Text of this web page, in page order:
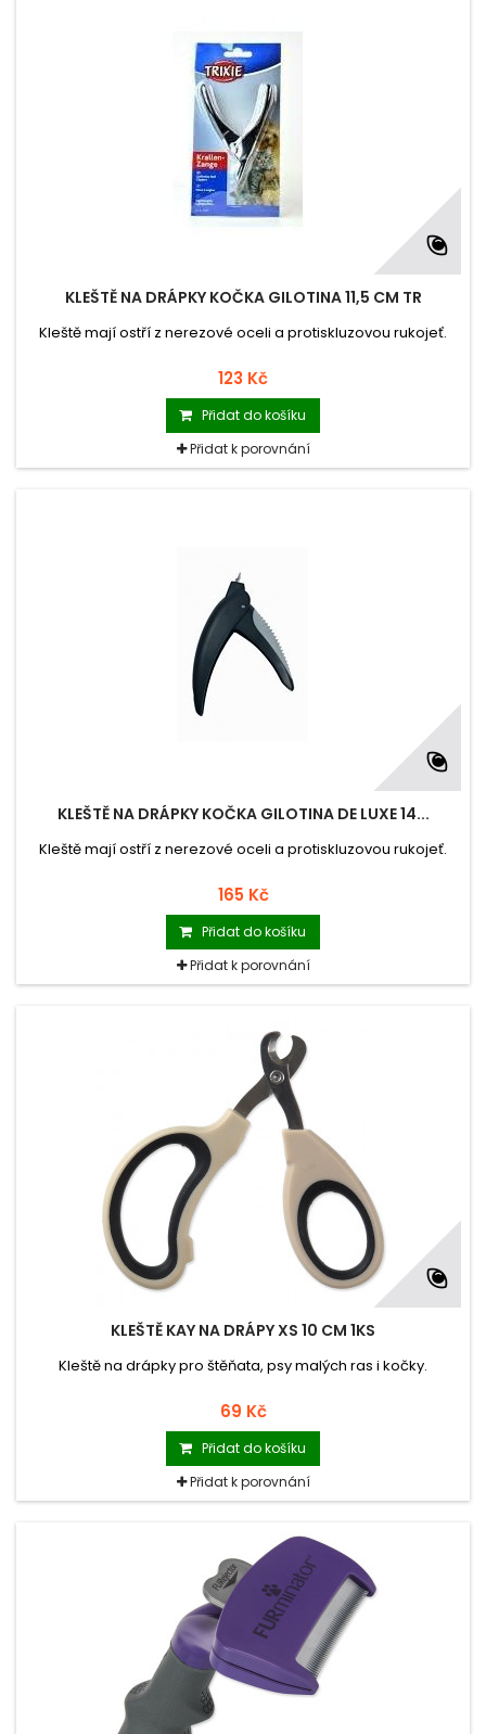
KLEŠTĚ NA DRÁPKY KOČKA GILOTINA 11,5 CM TR
Kleště mají ostří z nerezové oceli a protiskluzovou rukojeť.
123 Kč
Přidat do košíku
Přidat k porovnání
KLEŠTĚ NA DRÁPKY KOČKA GILOTINA DE LUXE 14...
Kleště mají ostří z nerezové oceli a protiskluzovou rukojeť.
165 Kč
Přidat do košíku
Přidat k porovnání
KLEŠTĚ KAY NA DRÁPY XS 10 CM 1KS
Kleště na drápky pro štěňata, psy malých ras i kočky.
69 Kč
Přidat do košíku
Přidat k porovnání